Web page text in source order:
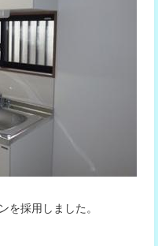
採用しました。